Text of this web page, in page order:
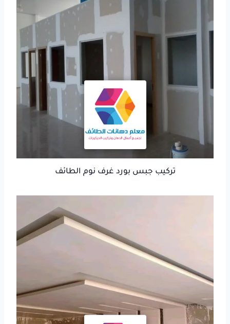
تركيب جبس بورد غرف نوم الطائف